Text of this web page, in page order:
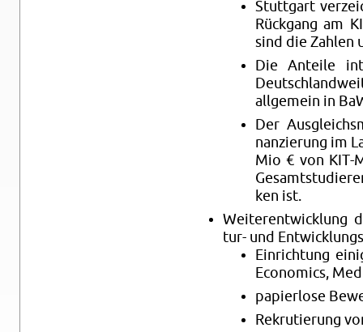
Stutt­gart
Rück­gang am
sind die Zah­len
Die An­tei­le
all­ge­mein in
Der
nan­zie­rung im
Mio € von KIT-
ken ist.
Wei­ter­ent­wick­lung
tur- und
Ein­rich­tung
Eco­no­mics,
pa­pier­lo­se
Re­kru­tie­rung